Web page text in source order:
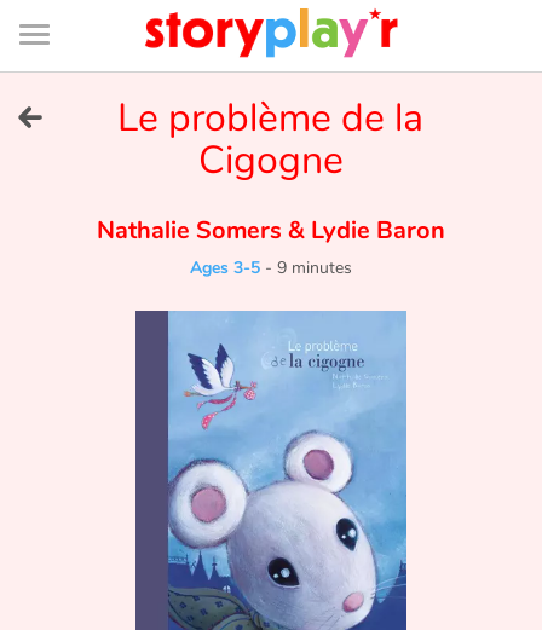
Connexion
Bibliothèque
de
page
Try for free
Tales and classics in french
Fable, myth, literature and poetry
Princesses and princes, kings, queens and dragons
Le problème de la
Cigogne
Nathalie Somers & Lydie Baron
Ages 3-5 - 9 minutes